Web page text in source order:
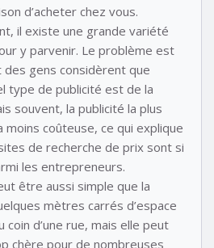
d’acheter chez vous.
il existe une grande variété
y parvenir. Le problème est
des gens considèrent que
type de publicité est de la
souvent, la publicité la plus
moins coûteuse, ce qui explique
de recherche de prix sont si
les entrepreneurs.
être aussi simple que la
mètres carrés d’espace
coin d’une rue, mais elle peut
chère pour de nombreuses